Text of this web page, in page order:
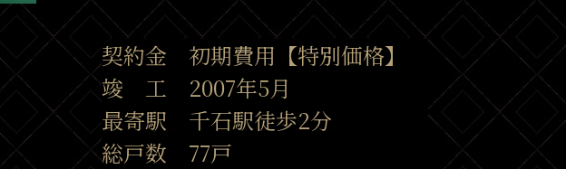
契約金 初期費用【特別価格】
竣 工 2007年5月
最寄駅 千石駅徒歩2分
総戸数 77戸